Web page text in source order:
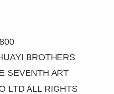
BROTHERS
SEVENTH ART
LTD ALL RIGHTS